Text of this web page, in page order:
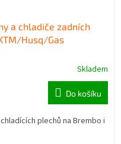
a chladiče zadních
Husq/Gas
Skladem
Do košíku
plechů na Brembo i